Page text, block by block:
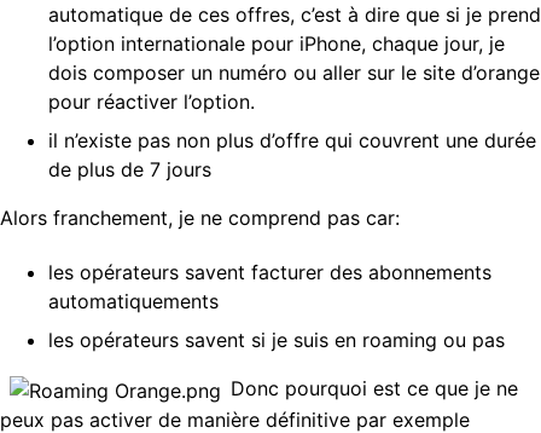
automatique de ces offres, c’est à dire que si je prend
l’option internationale pour iPhone, chaque jour, je
dois composer un numéro ou aller sur le site d’orange
pour réactiver l’option.
il n’existe pas non plus d’offre qui couvrent une durée
de plus de 7 jours
Alors franchement, je ne comprend pas car:
les opérateurs savent facturer des abonnements
automatiquements
les opérateurs savent si je suis en roaming ou pas
Donc pourquoi est ce que je ne
peux pas activer de manière définitive par exemple